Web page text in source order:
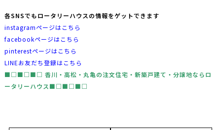
各SNSでもロータリーハウスの情報をゲットできます
instagramページはこちら
facebookページはこちら
pinterestページはこちら
LINEお友だち登録はこちら
■□■□■□ ⾹川・⾼松・丸⻲の注文住宅・新築⼾建て・分譲地な らロ
ータリーハウス■□■□■□